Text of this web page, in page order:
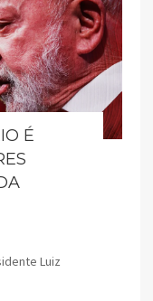
É
Luiz